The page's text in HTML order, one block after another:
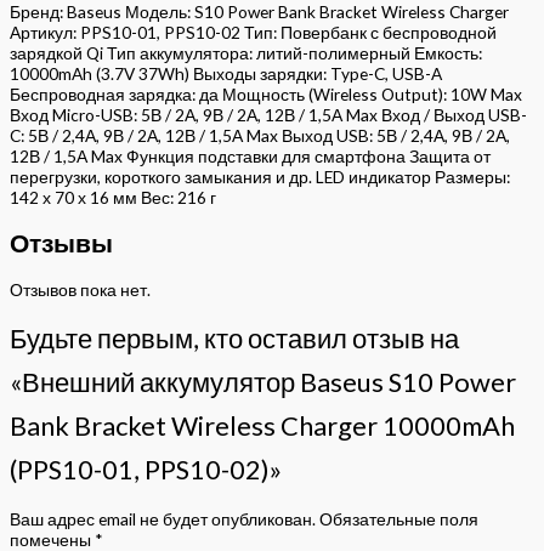
Бренд: Baseus Модель: S10 Power Bank Bracket Wireless Charger
Артикул: PPS10-01, PPS10-02 Тип: Повербанк с беспроводной
зарядкой Qi Тип аккумулятора: литий-полимерный Емкость:
10000mAh (3.7V 37Wh) Выходы зарядки: Type-C, USB-A
Беспроводная зарядка: да Мощность (Wireless Output): 10W Max
Вход Micro-USB: 5В / 2А, 9В / 2А, 12В / 1,5А Max Вход / Выход USB-
C: 5В / 2,4А, 9В / 2А, 12В / 1,5А Max Выход USB: 5В / 2,4А, 9В / 2А,
12В / 1,5А Max Функция подставки для смартфона Защита от
перегрузки, короткого замыкания и др. LED индикатор Размеры:
142 х 70 х 16 мм Вес: 216 г
Отзывы
Отзывов пока нет.
Будьте первым, кто оставил отзыв на
«Внешний аккумулятор Baseus S10 Power
Bank Bracket Wireless Charger 10000mAh
(PPS10-01, PPS10-02)»
Ваш адрес email не будет опубликован.Обязательные поля
помечены *